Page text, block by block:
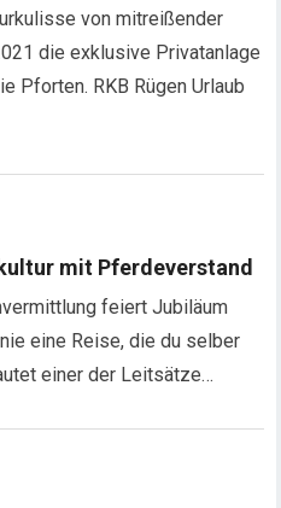
von mitreißender
die exklusive Privatanlage
Pforten. RKB Rügen Urlaub
mit Pferdeverstand
feiert Jubiläum
eine Reise, die du selber
einer der Leitsätze…